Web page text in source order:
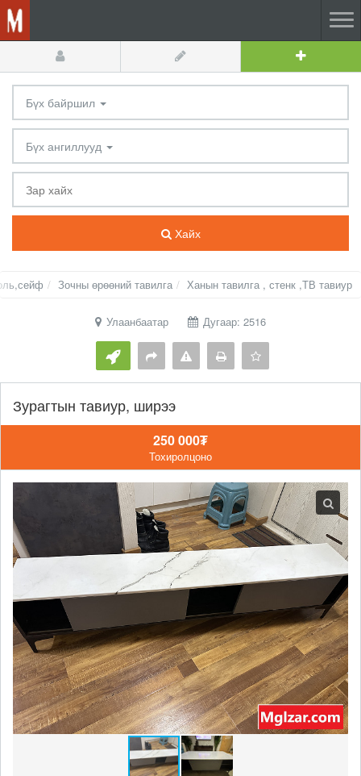
Бүх байршил
Бүх ангиллууд
Хайх
Зочны өрөөний тавилга Ханын тавилга , стенк ,ТВ тавиур
Улаанбаатар Дугаар: 2516
Зурагтын тавиур, ширээ
250 000₮
Тохиролцоно